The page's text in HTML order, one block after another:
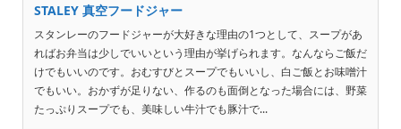
STALEY 真空フードジャー
スタンレーのフードジャーが大好きな理由の1つとして、スープがあ
ればお弁当は少しでいいという理由が挙げられます。なんならご飯だ
けでもいいのです。おむすびとスープでもいいし、白ご飯とお味噌汁
でもいい。おかずが足りない、作るのも面倒となった場合には、野菜
たっぷりスープでも、美味しい牛汁でも豚汁で...